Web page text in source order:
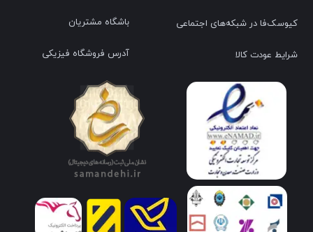
باشگاه مشتریان
آدرس فروشگاه فیزیکی
کیوسک‌فا در شبکه‌های اجتماعی
شرایط عودت کالا